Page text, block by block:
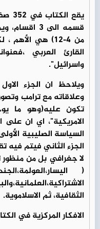
قسمه الى 3
القارئ العربي
واسرائيل".
ويلاحظ ان الجزء
وعلاقاته مع ترامب
تكون عليه(وهو ما
الامريكية"، اي ان
السياسة الصليبية
الجزء الثاني فيتم
لا جغرافي بل من
(
الثقافية، ثم الاسلاموية.
الافكار المركزية في